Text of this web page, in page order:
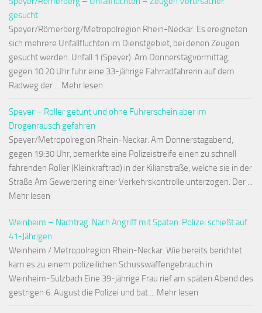
gesucht
Speyer/Römerberg/Metropolregion Rhein-Neckar. Es ereigneten
sich mehrere Unfallfluchten im Dienstgebiet, bei denen Zeugen
gesucht werden. Unfall 1 (Speyer): Am Donnerstagvormittag,
gegen 10:20 Uhr fuhr eine 33-jährige Fahrradfahrerin auf dem
Radweg der ... Mehr lesen
Speyer – Roller getunt und ohne Führerschein aber im
Drogenrausch gefahren
Speyer/Metropolregion Rhein-Neckar. Am Donnerstagabend,
gegen 19:30 Uhr, bemerkte eine Polizeistreife einen zu schnell
fahrenden Roller (Kleinkraftrad) in der Kilianstraße, welche sie in der
Straße Am Gewerbering einer Verkehrskontrolle unterzogen. Der ...
Mehr lesen
Weinheim – Nachtrag: Nach Angriff mit Spaten: Polizei schießt auf
41-Jährigen
Weinheim / Metropolregion Rhein-Neckar. Wie bereits berichtet
kam es zu einem polizeilichen Schusswaffengebrauch in
Weinheim-Sulzbach Eine 39-jährige Frau rief am späten Abend des
gestrigen 6. August die Polizei und bat ... Mehr lesen